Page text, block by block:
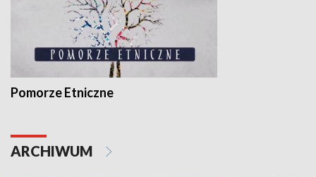
Pomorze Etniczne
ARCHIWUM